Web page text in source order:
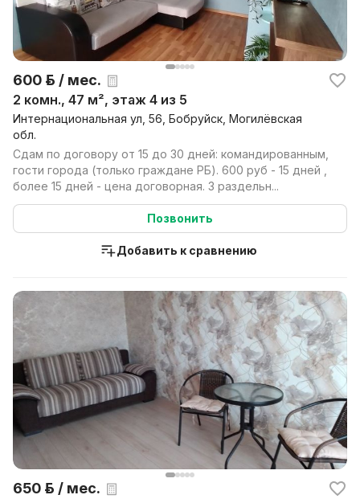
600 р. / мес.
2 комн., 47 м², этаж 4 из 5
Интернациональная ул, 56, Бобруйск, Могилёвская
обл.
Сдам по договору от 15 до 30 дней: командированным,
гости города (только граждане РБ). 600 руб - 15 дней ,
более 15 дней - цена договорная. 3 раздельн...
Позвонить
Добавить к сравнению
650 р. / мес.